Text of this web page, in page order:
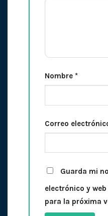
Nombre *
Correo
Guarda mi
electrónico y
para la próxima